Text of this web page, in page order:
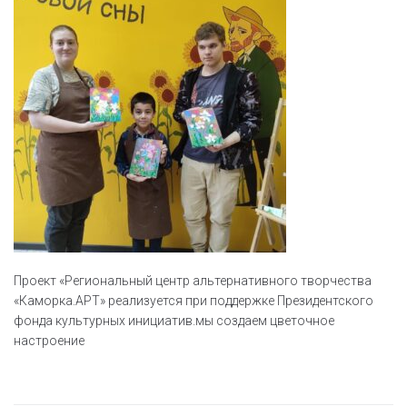
Проект «Региональный центр альтернативного творчества
«Каморка.АРТ» реализуется при поддержке Президентского
фонда культурных инициатив.мы создаем цветочное
настроение